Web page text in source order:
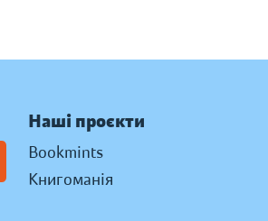
Наші проєкти
Bookmints
Книгоманія